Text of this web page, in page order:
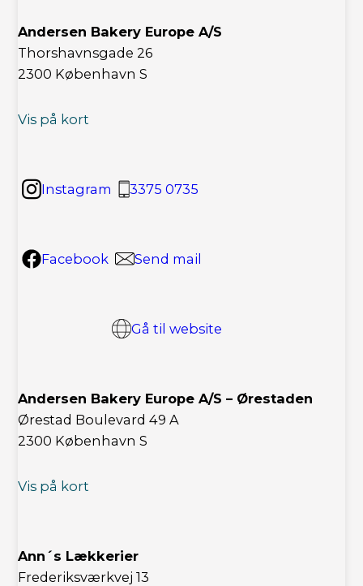
Andersen Bakery Europe A/S
Thorshavnsgade 26
2300 København S
Vis på kort
Instagram
Facebook
3375 0735
Send mail
Gå til website
Andersen Bakery Europe A/S – Ørestaden
Ørestad Boulevard 49 A
2300 København S
Vis på kort
Ann´s Lækkerier
Frederiksværkvej 13